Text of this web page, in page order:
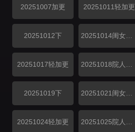
20251007加更 20251011轻加更
20251012下 20251014闺女超有料
20251017轻加更
20251019下 20251021闺女超有料
20251024轻加更